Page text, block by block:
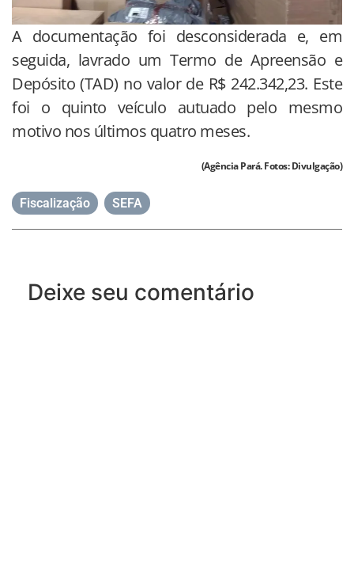
A documentação foi desconsiderada e, em
seguida, lavrado um Termo de Apreensão e
Depósito (TAD) no valor de R$ 242.342,23. Este
foi o quinto veículo autuado pelo mesmo
motivo nos últimos quatro meses.
(Agência Pará. Fotos: Divulgação)
Fiscalização SEFA
Deixe seu comentário